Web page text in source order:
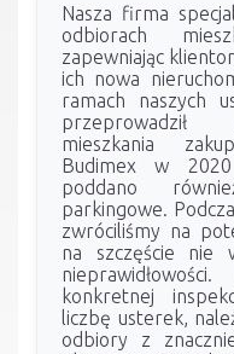
Nasza firma
odbiorach
zapewniając
ich nowa
ramach naszych
przeprowadził
mieszkania
Budimex w
poddano
parkingowe.
zwróciliśmy na
na szczęście nie
konkretnej
liczbę usterek,
odbiory z